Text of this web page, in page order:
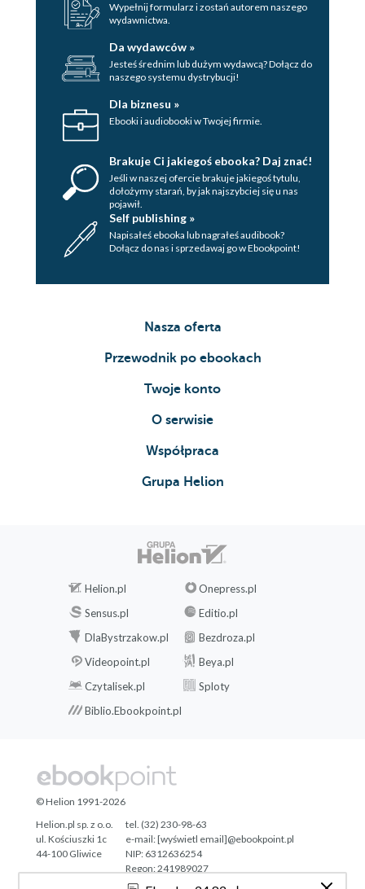
Wypełnij formularz i zostań autorem naszego
wydawnictwa.
Da wydawców »
Jesteś średnim lub dużym wydawcą? Dołącz do
naszego systemu dystrybucji!
Dla biznesu »
Ebooki i audiobooki w Twojej firmie.
Brakuje Ci jakiegoś ebooka? Daj znać!
Jeśli w naszej ofercie brakuje jakiegoś tytulu,
dołożymy starań, by jak najszybciej się u nas
pojawił.
Self publishing »
Napisałeś ebooka lub nagrałeś audibook?
Dołącz do nas i sprzedawaj go w Ebookpoint!
Nasza oferta
Przewodnik po ebookach
Twoje konto
O serwisie
Współpraca
Grupa Helion
Helion.pl
Onepress.pl
Sensus.pl
Editio.pl
DlaBystrzakow.pl
Bezdroza.pl
Videopoint.pl
Beya.pl
Czytalisek.pl
Sploty
Biblio.Ebookpoint.pl
© Helion 1991-2026
Helion.pl sp. z o.o.
ul. Kościuszki 1c
44-100 Gliwice
tel. (32) 230-98-63
e-mail:[wyświetl email]@ebookpoint.pl
NIP: 6312636254
Regon: 241989027